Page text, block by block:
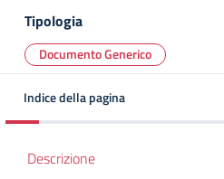
Tipologia
Documento Generico
Indice della pagina
Descrizione